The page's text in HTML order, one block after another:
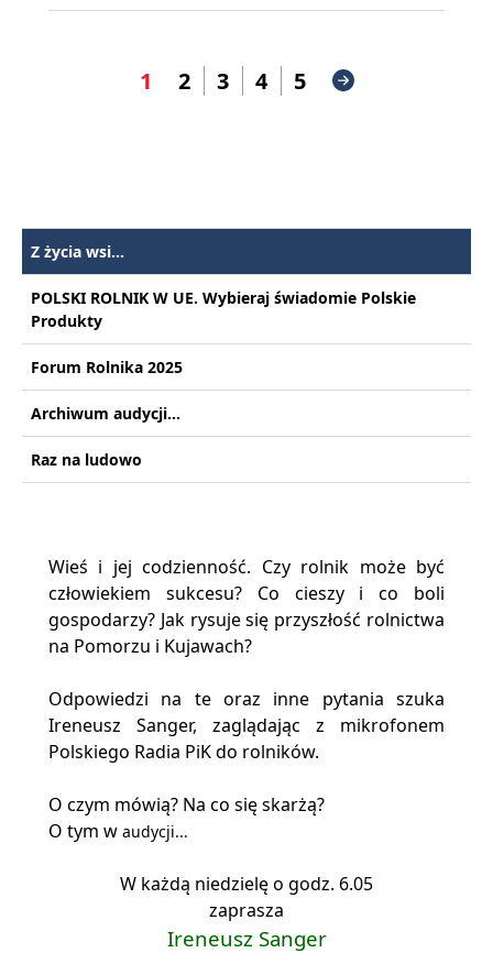
1 2 3 4 5
Z życia wsi...
POLSKI ROLNIK W UE. Wybieraj świadomie Polskie
Produkty
Forum Rolnika 2025
Archiwum audycji...
Raz na ludowo
Wieś i jej codzienność. Czy rolnik może być
człowiekiem sukcesu? Co cieszy i co boli
gospodarzy? Jak rysuje się przyszłość rolnictwa
na Pomorzu i Kujawach?
Odpowiedzi na te oraz inne pytania szuka
Ireneusz Sanger, zaglądając z mikrofonem
Polskiego Radia PiK do rolników.
O czym mówią? Na co się skarżą?
O tym w audycji...
W każdą niedzielę o godz. 6.05
zaprasza
Ireneusz Sanger